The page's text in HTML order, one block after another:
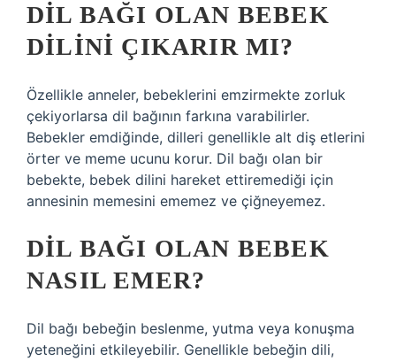
DIL BAĞI OLAN BEBEK
DILINI ÇIKARIR MI?
Özellikle anneler, bebeklerini emzirmekte zorluk
çekiyorlarsa dil bağının farkına varabilirler.
Bebekler emdiğinde, dilleri genellikle alt diş etlerini
örter ve meme ucunu korur. Dil bağı olan bir
bebekte, bebek dilini hareket ettiremediği için
annesinin memesini ememez ve çiğneyemez.
DIL BAĞI OLAN BEBEK
NASIL EMER?
Dil bağı bebeğin beslenme, yutma veya konuşma
yeteneğini etkileyebilir. Genellikle bebeğin dili,